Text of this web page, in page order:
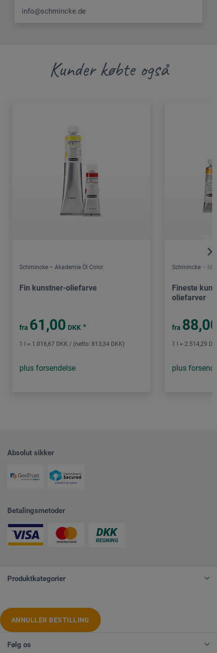
info@schmincke.de
Kunder købte også
Schmincke – Akademie Öl Color
Fin kunstner-oliefarve
fra 61,00 DKK *
1 l = 1.016,67 DKK / (netto: 813,34 DKK)
plus forsendelse
Schmincke –
Fineste
oliefarver
fra
1 l = 2.514,29
plus
Absolut sikker
Betalingsmetoder
Produktkategorier
ANNULLER BESTILLING
Følg os